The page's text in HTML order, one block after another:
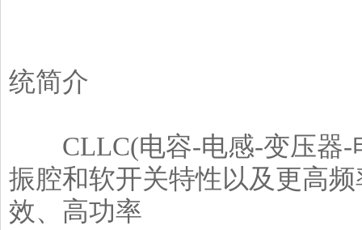
统简介
CLLC(电容-电感-变压器-
振腔和软开关特性以及更高
效、高功率